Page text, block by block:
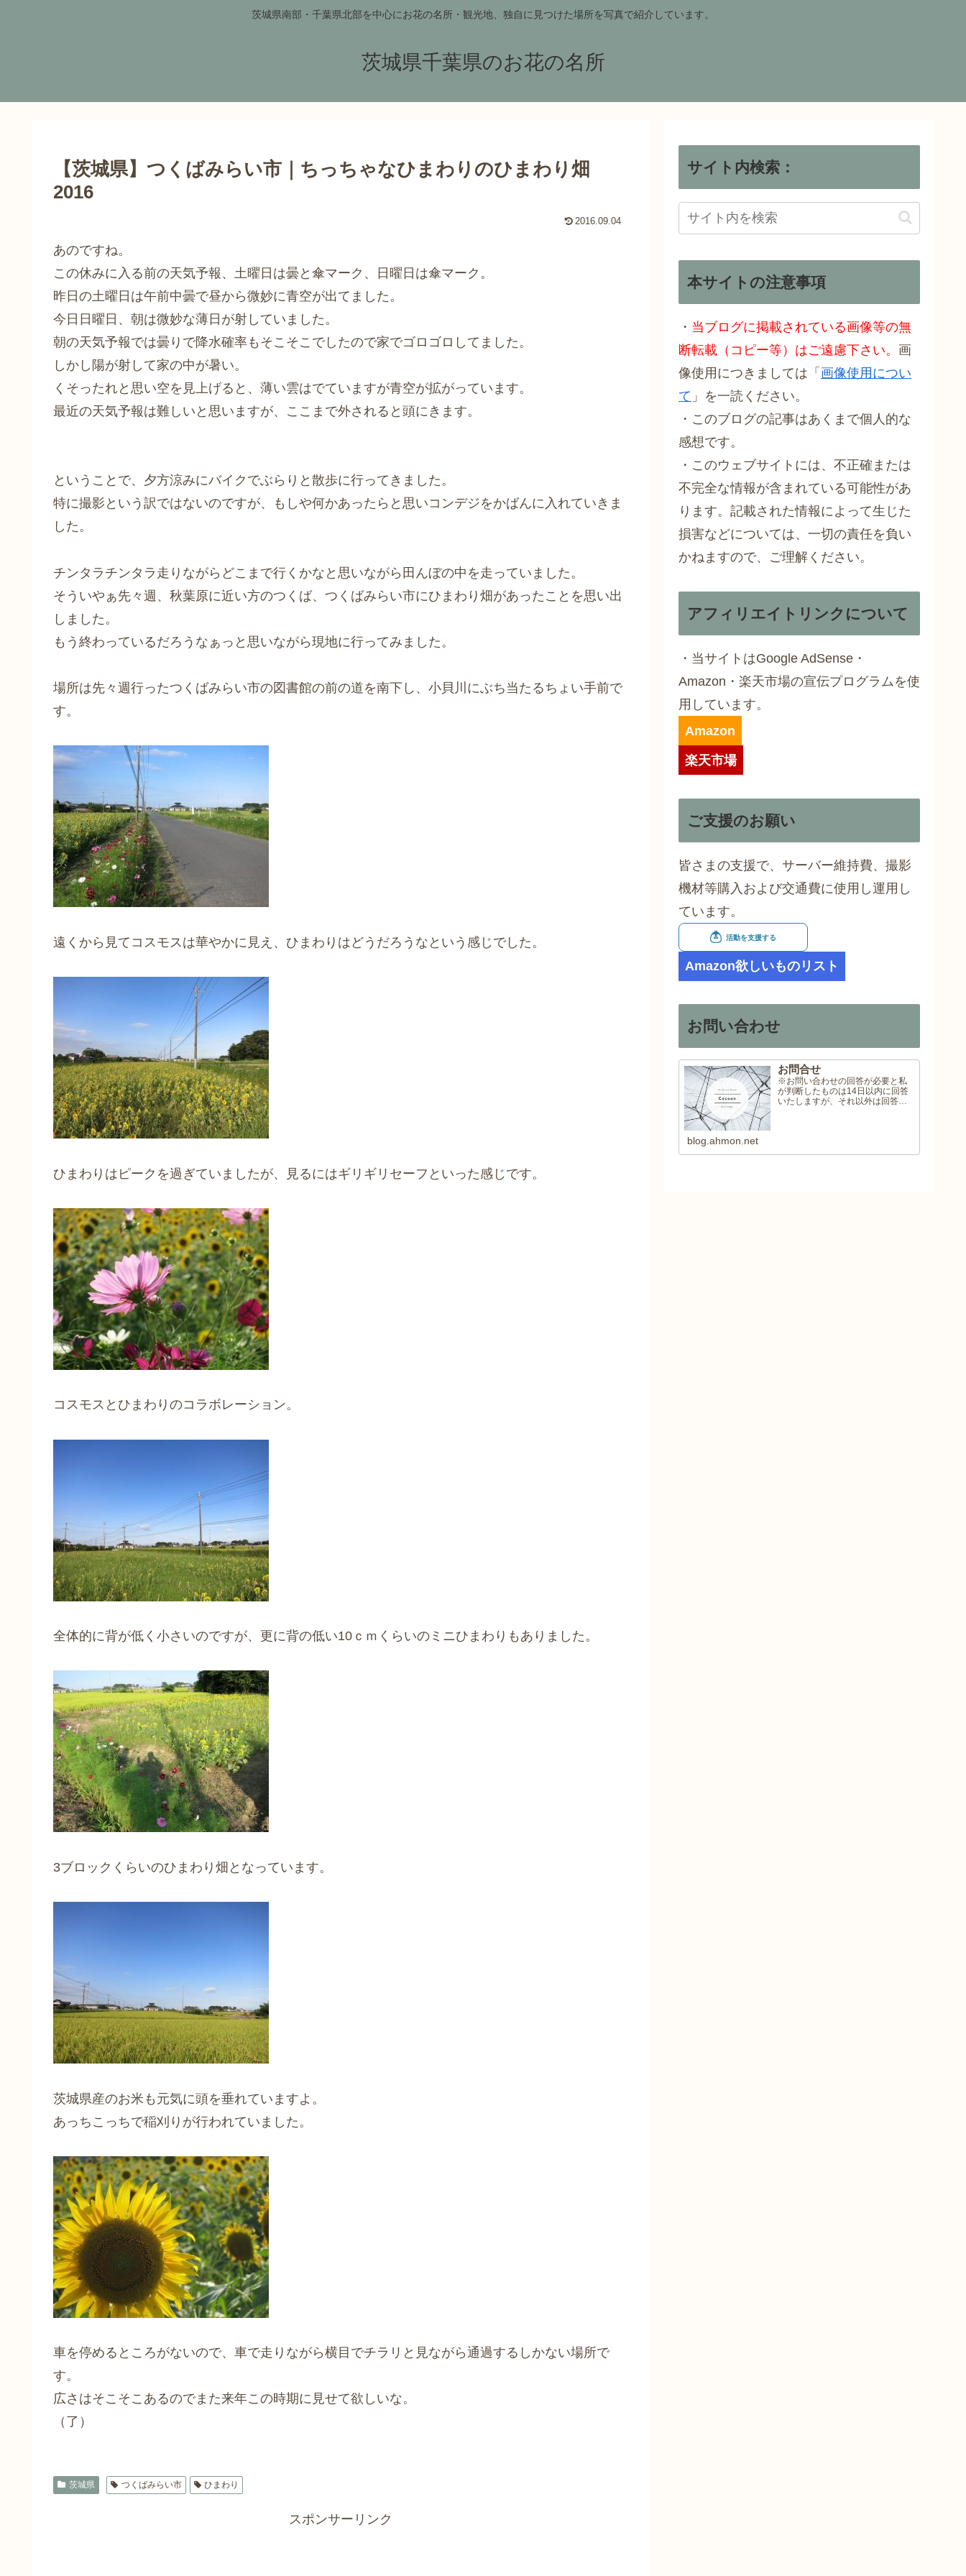
茨城県南部・千葉県北部を中心にお花の名所・観光地、独自に見つけた場所を写真で紹介しています。
茨城県千葉県のお花の名所
【茨城県】つくばみらい市｜ちっちゃなひまわりのひまわり畑
2016
2016.09.04
あのですね。
この休みに入る前の天気予報、土曜日は曇と傘マーク、日曜日は傘マーク。
昨日の土曜日は午前中曇で昼から微妙に青空が出てました。
今日日曜日、朝は微妙な薄日が射していました。
朝の天気予報では曇りで降水確率もそこそこでしたので家でゴロゴロしてました。
しかし陽が射して家の中が暑い。
くそったれと思い空を見上げると、薄い雲はでていますが青空が拡がっています。
最近の天気予報は難しいと思いますが、ここまで外されると頭にきます。
ということで、夕方涼みにバイクでぶらりと散歩に行ってきました。
特に撮影という訳ではないのですが、もしや何かあったらと思いコンデジをかばんに入れていきま
した。
チンタラチンタラ走りながらどこまで行くかなと思いながら田んぼの中を走っていました。
そういやぁ先々週、秋葉原に近い方のつくば、つくばみらい市にひまわり畑があったことを思い出
しました。
もう終わっているだろうなぁっと思いながら現地に行ってみました。
場所は先々週行ったつくばみらい市の図書館の前の道を南下し、小貝川にぶち当たるちょい手前で
す。
遠くから見てコスモスは華やかに見え、ひまわりはどうだろうなという感じでした。
ひまわりはピークを過ぎていましたが、見るにはギリギリセーフといった感じです。
コスモスとひまわりのコラボレーション。
全体的に背が低く小さいのですが、更に背の低い10ｃｍくらいのミニひまわりもありました。
3ブロックくらいのひまわり畑となっています。
茨城県産のお米も元気に頭を垂れていますよ。
あっちこっちで稲刈りが行われていました。
車を停めるところがないので、車で走りながら横目でチラリと見ながら通過するしかない場所で
す。
広さはそこそこあるのでまた来年この時期に見せて欲しいな。
（了）
茨城県 つくばみらい市 ひまわり
スポンサーリンク
サイト内検索：
本サイトの注意事項
・ 当ブログに掲載されている画像等の無
断転載（コピー等）はご遠慮下さい。 画
像使用につきましては「 画像使用につい
て 」を一読ください。
・このブログの記事はあくまで個人的な
感想です。
・このウェブサイトには、不正確または
不完全な情報が含まれている可能性があ
ります。記載された情報によって生じた
損害などについては、一切の責任を負い
かねますので、ご理解ください。
アフィリエイトリンクについて
・当サイトはGoogle AdSense・
Amazon・楽天市場の宣伝プログラムを使
用しています。
Amazon
楽天市場
ご支援のお願い
皆さまの支援で、サーバー維持費、撮影
機材等購入および交通費に使用し運用し
ています。
Amazon欲しいものリスト
お問い合わせ
お問合せ
※お問い合わせの回答が必要と私
が判断したものは14日以内に回答
いたしますが、それ以外は回答い
blog.ahmon.net